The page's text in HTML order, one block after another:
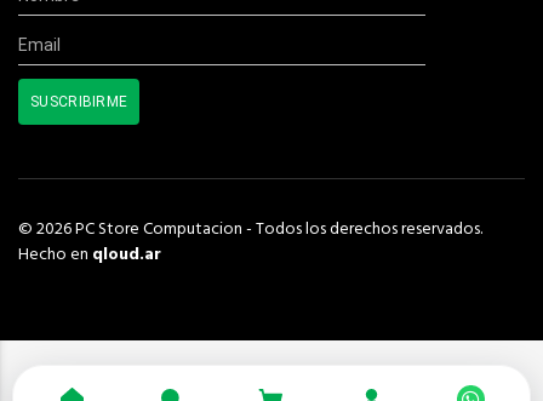
© 2026 PC Store Computacion - Todos los derechos reservados.
Hecho en qloud.ar